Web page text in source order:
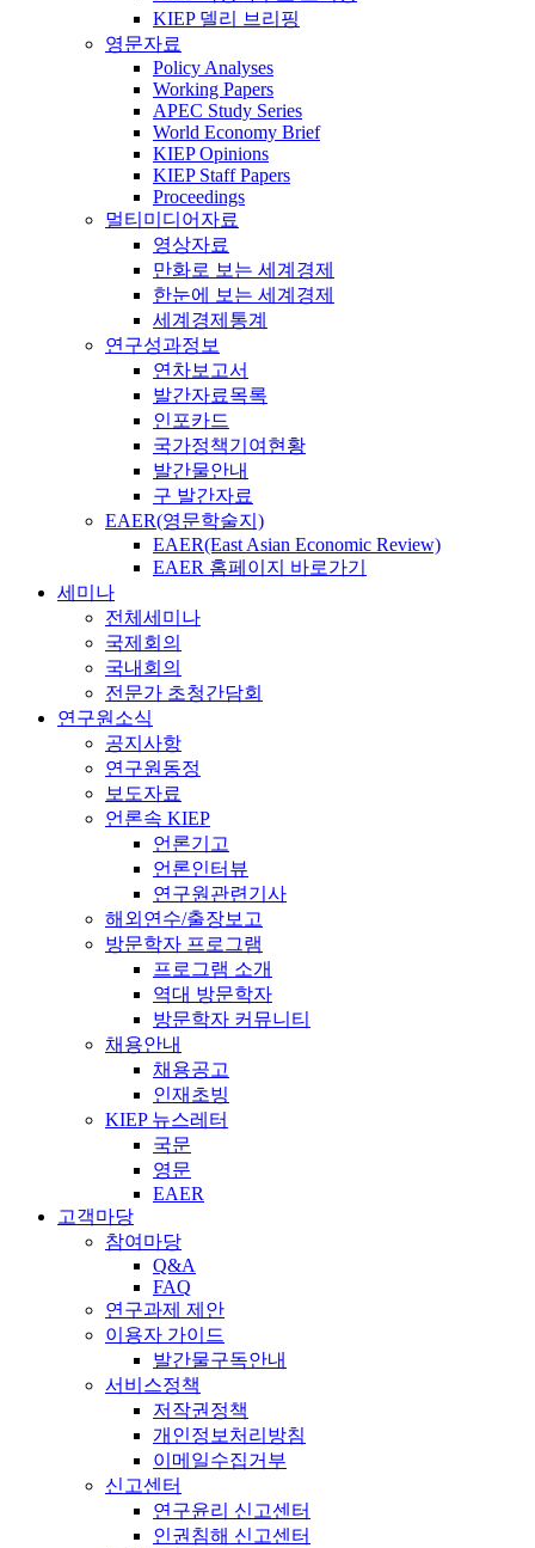
KIEP 델리 브리핑
영문자료
Policy Analyses
Working Papers
APEC Study Series
World Economy Brief
KIEP Opinions
KIEP Staff Papers
Proceedings
멀티미디어자료
영상자료
만화로 보는 세계경제
한눈에 보는 세계경제
세계경제통계
연구성과정보
연차보고서
발간자료목록
인포카드
국가정책기여현황
발간물안내
구 발간자료
EAER(영문학술지)
EAER(East Asian Economic Review)
EAER 홈페이지 바로가기
세미나
전체세미나
국제회의
국내회의
전문가 초청간담회
연구원소식
공지사항
연구원동정
보도자료
언론속 KIEP
언론기고
언론인터뷰
연구원관련기사
해외연수/출장보고
방문학자 프로그램
프로그램 소개
역대 방문학자
방문학자 커뮤니티
채용안내
채용공고
인재초빙
KIEP 뉴스레터
국문
영문
EAER
고객마당
참여마당
Q&A
FAQ
연구과제 제안
이용자 가이드
발간물구독안내
서비스정책
저작권정책
개인정보처리방침
이메일수집거부
신고센터
연구윤리 신고센터
인권침해 신고센터